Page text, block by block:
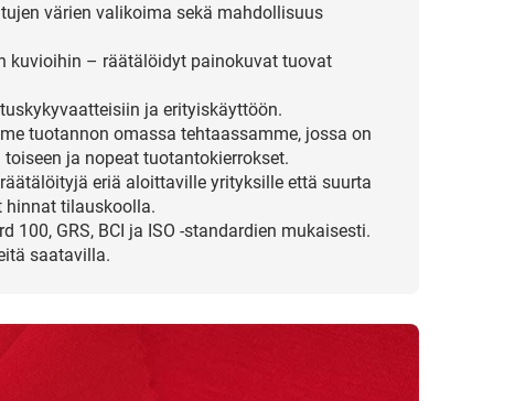
värien valikoima sekä mahdollisuus
kuvioihin – räätälöidyt painokuvat tuovat
ja erityiskäyttöön.
tuotannon omassa tehtaassamme, jossa on
ja nopeat tuotantokierrokset.
eriä aloittaville yrityksille että suurta
hinnat tilauskoolla.
100, GRS, BCI ja ISO -standardien mukaisesti.
saatavilla.